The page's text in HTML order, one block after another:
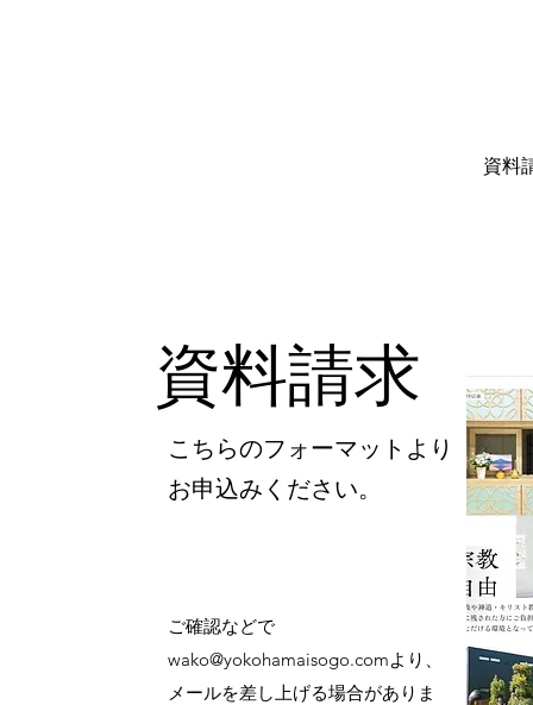
資料
資料請求
こちらのフォーマットより
お申込みください。
ご確認などで
wako@yokohamaisogo.comより、
メールを差し上げる場合がありま